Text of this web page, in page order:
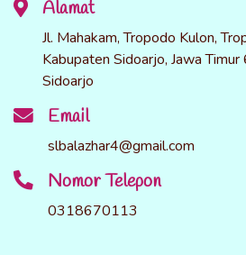
Alamat
Jl. Mahakam, Tropodo Kulon,
Kabupaten Sidoarjo, Jawa
Sidoarjo
Email
slbalazhar4@gmail.com
Nomor Telepon
0318670113